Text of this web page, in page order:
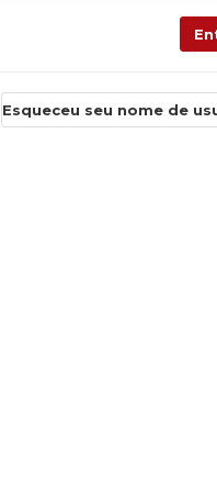
Esqueceu seu nome de